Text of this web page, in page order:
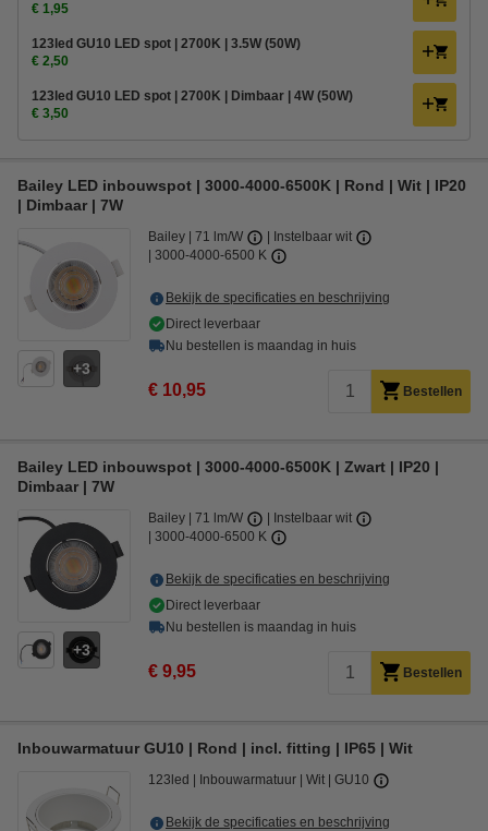
€ 1,95
123led GU10 LED spot | 2700K | 3.5W (50W)
€ 2,50
123led GU10 LED spot | 2700K | Dimbaar | 4W (50W)
€ 3,50
Bailey LED inbouwspot | 3000-4000-6500K | Rond | Wit | IP20
| Dimbaar | 7W
3
Bailey 71 lm/W
Instelbaar wit
3000-4000-6500 K
Bekijk de specificaties en beschrijving
Direct leverbaar
Nu bestellen is maandag in huis
€ 10,95 Bestellen
Bailey LED inbouwspot | 3000-4000-6500K | Zwart | IP20 |
Dimbaar | 7W
3
Bailey 71 lm/W
Instelbaar wit
3000-4000-6500 K
Bekijk de specificaties en beschrijving
Direct leverbaar
Nu bestellen is maandag in huis
€ 9,95 Bestellen
Inbouwarmatuur GU10 | Rond | incl. fitting | IP65 | Wit
123led Inbouwarmatuur Wit GU10
Bekijk de specificaties en beschrijving